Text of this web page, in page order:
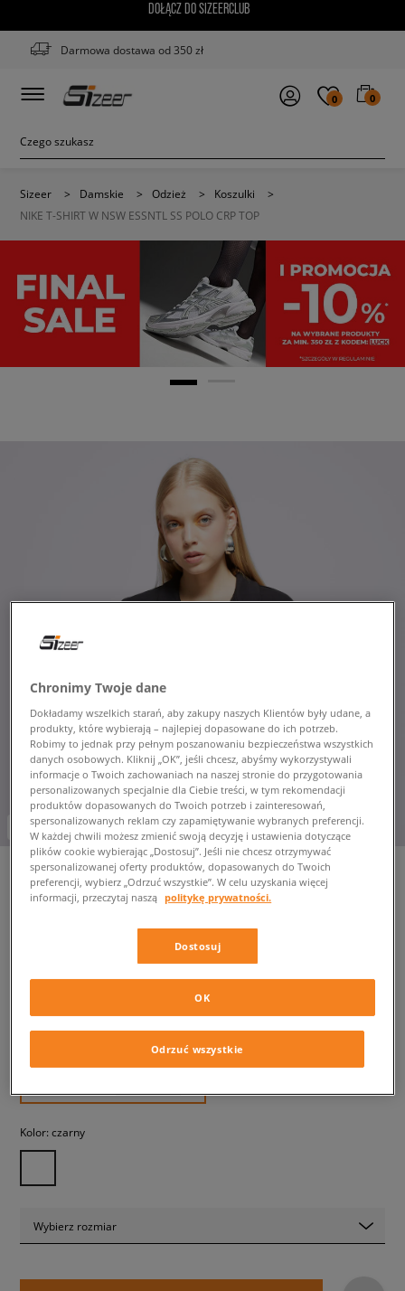
DOŁĄCZ DO SIZEERCLUB
Darmowa dostawa od 350 zł
0 0
Sizeer > Damskie > Odzież > Koszulki
>
NIKE T-SHIRT W NSW ESSNTL SS POLO CRP TOP
-10% za min. 350 zł kod: LUCK
114,99 zł
119,99 zł -4%
(najniższa cena od momentu wprowadzenia produktu)
(Cena początkowa)
Kolor: czarny
Wybierz rozmiar
Chronimy Twoje dane
Dokładamy wszelkich starań, aby zakupy naszych Klientów były udane, a
produkty, które wybierają – najlepiej dopasowane do ich potrzeb.
Robimy to jednak przy pełnym poszanowaniu bezpieczeństwa wszystkich
danych osobowych. Kliknij „OK”, jeśli chcesz, abyśmy wykorzystywali
informacje o Twoich zachowaniach na naszej stronie do przygotowania
personalizowanych specjalnie dla Ciebie treści, w tym rekomendacji
produktów dopasowanych do Twoich potrzeb i zainteresowań,
spersonalizowanych reklam czy zapamiętywanie wybranych preferencji.
W każdej chwili możesz zmienić swoją decyzję i ustawienia dotyczące
plików cookie wybierając „Dostosuj”. Jeśli nie chcesz otrzymywać
spersonalizowanej oferty produktów, dopasowanych do Twoich
preferencji, wybierz „Odrzuć wszystkie”. W celu uzyskania więcej
informacji, przeczytaj naszą politykę prywatności.
Dostosuj
Odrzuć wszystkie
OK